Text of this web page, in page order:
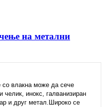
на метални
влакна може да сече
челик, инокс, галванизиран
и друг метал.Широко се